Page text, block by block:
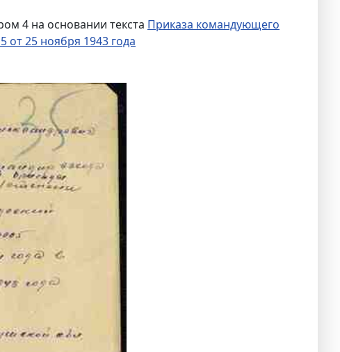
4 на основании текста Приказа командующего
25 ноября 1943 года